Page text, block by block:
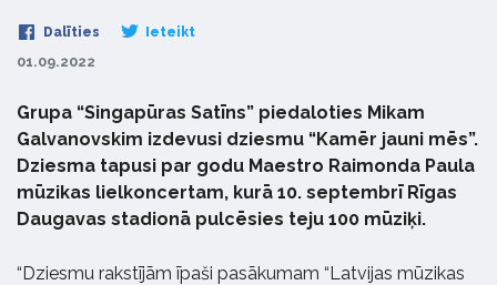
Dalīties Ieteikt
01.09.2022
Grupa “Singapūras Satīns” piedaloties Mikam
Galvanovskim izdevusi dziesmu “Kamēr jauni mēs”.
Dziesma tapusi par godu Maestro Raimonda Paula
mūzikas lielkoncertam, kurā 10. septembrī Rīgas
Daugavas stadionā pulcēsies teju 100 mūziķi.
“Dziesmu rakstījām īpaši pasākumam “Latvijas mūzikas